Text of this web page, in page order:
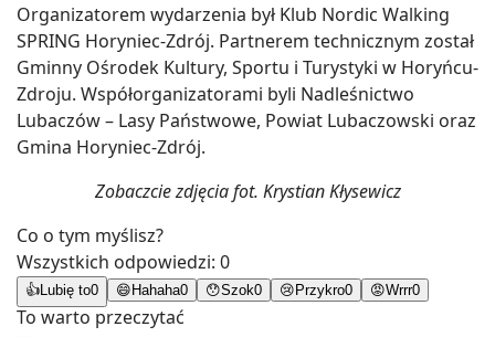
Organizatorem wydarzenia był Klub Nordic Walking
SPRING Horyniec-Zdrój. Partnerem technicznym został
Gminny Ośrodek Kultury, Sportu i Turystyki w Horyńcu-
Zdroju. Współorganizatorami byli Nadleśnictwo
Lubaczów – Lasy Państwowe, Powiat Lubaczowski oraz
Gmina Horyniec-Zdrój.
Zobaczcie zdjęcia fot. Krystian Kłysewicz
Co o tym myślisz?
Wszystkich odpowiedzi: 0
👍 Lubię to0 😄 Hahaha0 😯Szok0 😢 Przykro0 😡Wrrr0
To warto przeczytać